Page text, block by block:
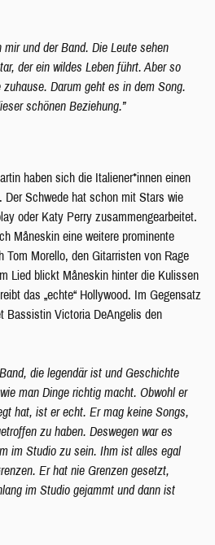
mir und der Band. Die Leute sehen
der ein wildes Leben führt. Aber so
Darum geht es in dem Song.
schönen Beziehung.”
haben sich die Italiener*innen einen
Schwede hat schon mit Stars wie
oder Katy Perry zusammengearbeitet.
Måneskin eine weitere prominente
Tom Morello, den Gitarristen von Rage
Lied blickt Måneskin hinter die Kulissen
das „echte“ Hollywood. Im Gegensatz
Bassistin Victoria DeAngelis den
die legendär ist und Geschichte
man Dinge richtig macht. Obwohl er
hat, ist er echt. Er mag keine Songs,
zu haben. Deswegen war es
im Studio zu sein. Ihm ist alles egal
Er hat nie Grenzen gesetzt,
im Studio gejammt und dann ist